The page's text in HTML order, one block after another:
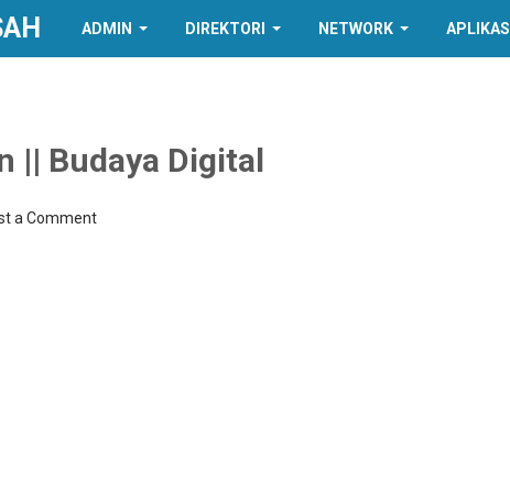
ADMIN DIREKTORI NETWORK APLIKASI
|| Budaya Digital
a Comment